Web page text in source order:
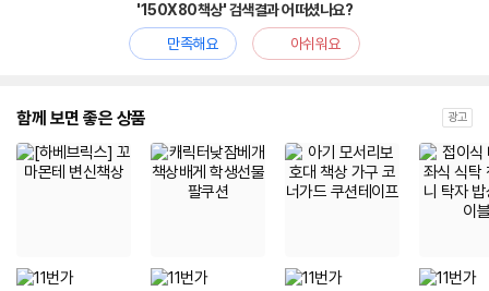
'150X80책상' 검색결과 어떠셨나요?
만족해요
아쉬워요
함께 보면 좋은 상품 광고